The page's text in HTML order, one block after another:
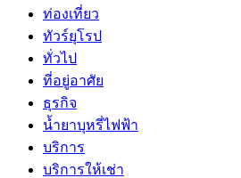
ท่องเที่ยว
ทัวร์ยุโรป
ทั่วไป
ที่อยู่อาศัย
ธุรกิจ
น้ำยาบุหรี่ไฟฟ้า
บริการ
บริการให้เช่า